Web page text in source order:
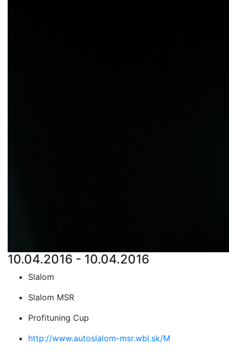
10.04.2016 - 10.04.2016
Slalom
Slalom MSR
Profituning Cup
http://www.autoslalom-msr.wbl.sk/M